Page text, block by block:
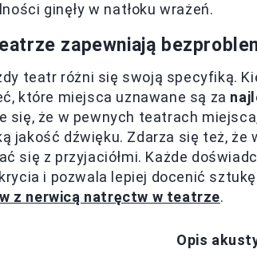
ginęły w natłoku wrażeń.
zapewniają
teatr różni się swoją specyfiką.
które miejsca uznawane są za
się, że w pewnych teatrach
jakość dźwięku. Zdarza się też, że
się z przyjaciółmi. Każde
i pozwala lepiej docenić
z nerwicą natręctw w teatrze.
Opis